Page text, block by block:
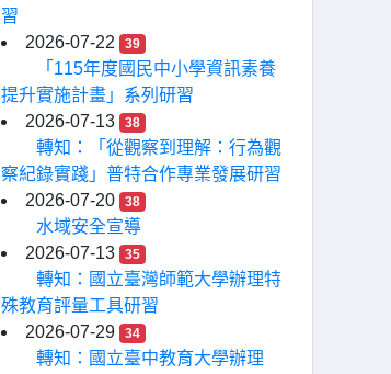
習
2026-07-22
39
「115年度國民中小學資訊素養
提升實施計畫」系列研習
2026-07-13
38
轉知：「從觀察到理解：行為觀
察紀錄實踐」普特合作專業發展研習
2026-07-20
38
水域安全宣導
2026-07-13
35
轉知：國立臺灣師範大學辦理特
殊教育評量工具研習
2026-07-29
34
轉知：國立臺中教育大學辦理